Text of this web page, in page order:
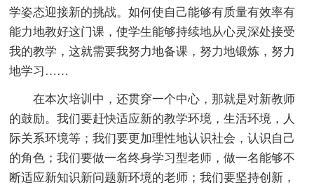
学姿态迎接新的挑战。如何使自己能够有质量有效率有
能力地教好这门课，使学生能够持续地从心灵深处接受
我的教学，这就需要我努力地备课，努力地锻炼，努力
地学习……
在本次培训中，还贯穿一个中心，那就是对新教师
的鼓励。我们要赶快适应新的教学环境，生活环境，人
际关系环境等；我们要更加理性地认识社会，认识自己
的角色；我们要做一名终身学习型老师，做一名能够不
断适应新知识新问题新环境的老师；我们要坚持创新，